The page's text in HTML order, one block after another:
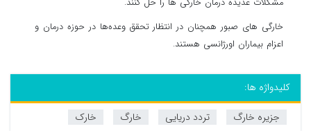
مشکلات عدیده درمان خارگی ها را حل کنند.
خارگی های صبور همچنان در انتظار تحقق وعده‌ها در حوزه درمان و
اعزام بیماران اورژانسی هستند.
کلیدواژه ها:
جزیره خارگ
تردد دریایی خارگ خارک